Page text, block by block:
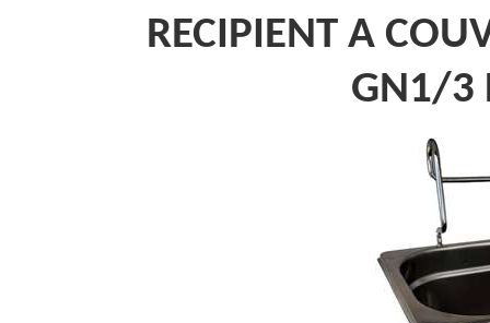
RECIPIENT A
GN1/3